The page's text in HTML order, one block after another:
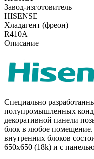
Завод-изготовитель
HISENSE
Хладагент (фреон)
R410A
Описание
Специально
полупромышленных
декоративной панели
блок в любое
внутренних блоков
650х650 (18k) и с